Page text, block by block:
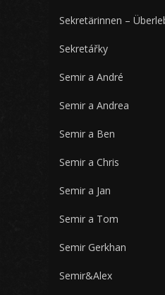
Sekretärinnen –
Sekretářky
Semir a André
Semir a Andrea
Semir a Ben
Semir a Chris
Semir a Jan
Semir a Tom
Semir Gerkhan
Semir&Alex